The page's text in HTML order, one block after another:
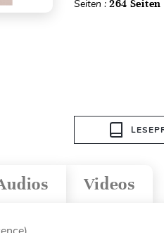
Seiten : 264 Seiten
Videos